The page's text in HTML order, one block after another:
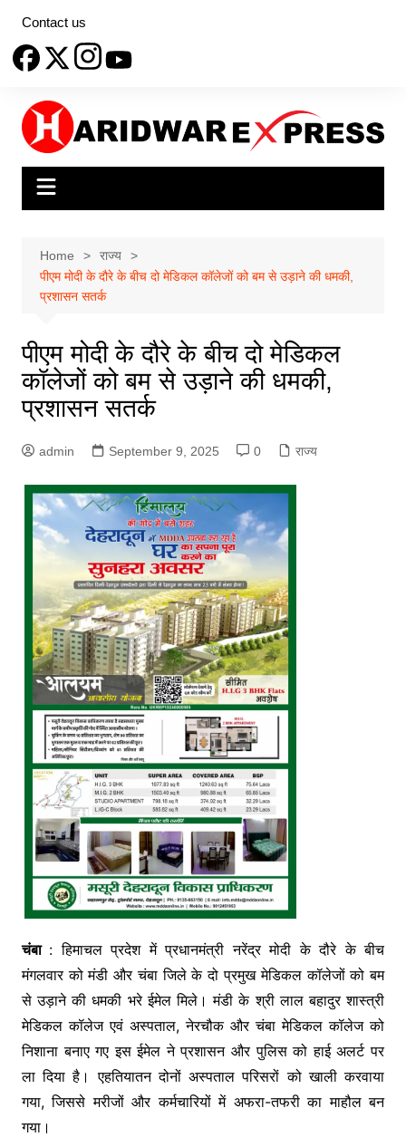
content
Contact us
Home
राज्य
पीएम मोदी के दौरे के बीच दो मेडिकल कॉलेजों को बम से उड़ाने की धमकी,
प्रशासन सतर्क
पीएम मोदी के दौरे के बीच दो मेडिकल
कॉलेजों को बम से उड़ाने की धमकी,
प्रशासन सतर्क
admin September 9, 2025 0 राज्य
चंबा : हिमाचल प्रदेश में प्रधानमंत्री नरेंद्र मोदी के दौरे के बीच
मंगलवार को मंडी और चंबा जिले के दो प्रमुख मेडिकल कॉलेजों को बम
से उड़ाने की धमकी भरे ईमेल मिले। मंडी के श्री लाल बहादुर शास्त्री
मेडिकल कॉलेज एवं अस्पताल, नेरचौक और चंबा मेडिकल कॉलेज को
निशाना बनाए गए इस ईमेल ने प्रशासन और पुलिस को हाई अलर्ट पर
ला दिया है। एहतियातन दोनों अस्पताल परिसरों को खाली करवाया
गया, जिससे मरीजों और कर्मचारियों में अफरा-तफरी का माहौल बन
गया।